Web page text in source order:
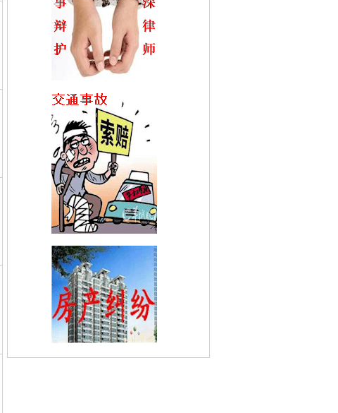
廖家巷婚姻家庭律师 北门桥婚姻家庭律